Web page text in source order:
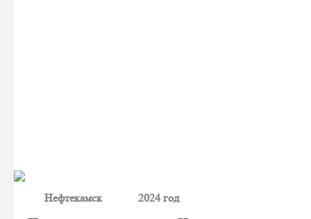
Нефтекамск 2024 год